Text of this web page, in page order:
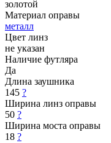
золотой
Материал оправы
металл
Цвет линз
не указан
Наличие футляра
Да
Длина заушника
145 ?
Ширина линз оправы
50 ?
Ширина моста оправы
18 ?